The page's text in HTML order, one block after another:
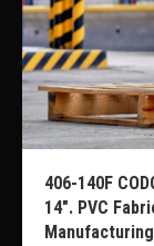
406-140F
14″. PVC